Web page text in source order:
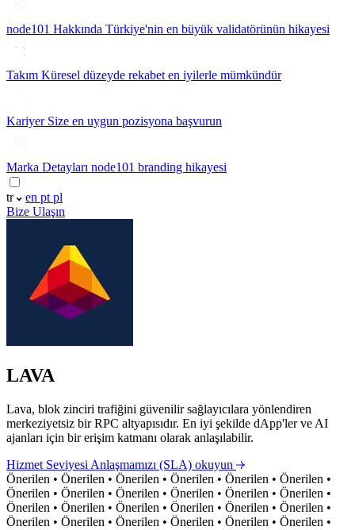
node101 Hakkında Türkiye'nin en büyük validatörünün hikayesi
Takım Küresel düzeyde rekabet en iyilerle mümkündür
Kariyer Size en uygun pozisyona başvurun
Marka Detayları node101 branding hikayesi
tr en pt pl
Bize Ulaşın
LAVA
Lava, blok zinciri trafiğini güvenilir sağlayıcılara yönlendiren
merkeziyetsiz bir RPC altyapısıdır. En iyi şekilde dApp'ler ve AI
ajanları için bir erişim katmanı olarak anlaşılabilir.
Hizmet Seviyesi Anlaşmamızı (SLA) okuyun
Önerilen • Önerilen • Önerilen • Önerilen • Önerilen • Önerilen •
Önerilen • Önerilen • Önerilen • Önerilen • Önerilen • Önerilen •
Önerilen • Önerilen • Önerilen • Önerilen • Önerilen • Önerilen •
Önerilen • Önerilen • Önerilen • Önerilen • Önerilen • Önerilen •